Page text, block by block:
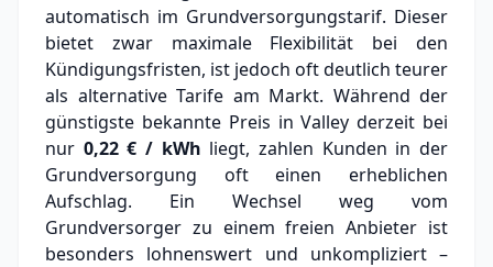
automatisch im Grundversorgungstarif. Dieser
bietet zwar maximale Flexibilität bei den
Kündigungsfristen, ist jedoch oft deutlich teurer
als alternative Tarife am Markt. Während der
günstigste bekannte Preis in Valley derzeit bei
nur 0,22 € / kWh liegt, zahlen Kunden in der
Grundversorgung oft einen erheblichen
Aufschlag. Ein Wechsel weg vom
Grundversorger zu einem freien Anbieter ist
besonders lohnenswert und unkompliziert –